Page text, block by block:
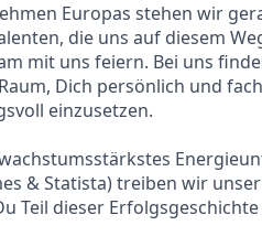
Europas stehen wir
die uns auf diesem
mit uns feiern. Bei uns
Dich persönlich und
einzusetzen.
& Statista) treiben wir
Teil dieser